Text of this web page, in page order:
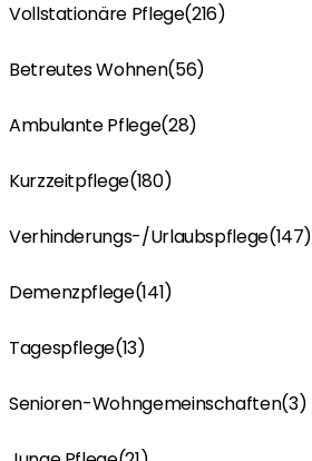
Vollstationäre Pflege(216)
Betreutes Wohnen(56)
Ambulante Pflege(28)
Kurzzeitpflege(180)
Verhinderungs-/Urlaubspflege(147)
Demenzpflege(141)
Tagespflege(13)
Senioren-Wohngemeinschaften(3)